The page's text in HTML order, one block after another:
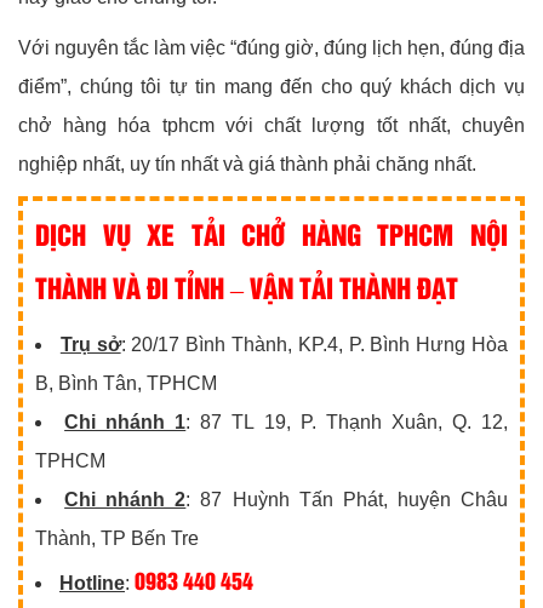
Với nguyên tắc làm việc “đúng giờ, đúng lịch hẹn, đúng địa
điểm”, chúng tôi tự tin mang đến cho quý khách dịch vụ
chở hàng hóa tphcm với chất lượng tốt nhất, chuyên
nghiệp nhất, uy tín nhất và giá thành phải chăng nhất.
DỊCH VỤ XE TẢI CHỞ HÀNG TPHCM NỘI
THÀNH VÀ ĐI TỈNH – VẬN TẢI THÀNH ĐẠT
Trụ sở: 20/17 Bình Thành, KP.4, P. Bình Hưng Hòa
B, Bình Tân, TPHCM
Chi nhánh 1: 87 TL 19, P. Thạnh Xuân, Q. 12,
TPHCM
Chi nhánh 2: 87 Huỳnh Tấn Phát, huyện Châu
Thành, TP Bến Tre
Hotline: 0983 440 454